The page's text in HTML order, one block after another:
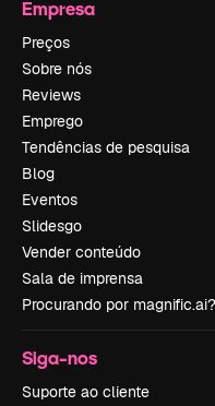
Empresa
Preços
Sobre nós
Reviews
Emprego
Tendências de pesquisa
Blog
Eventos
Slidesgo
Vender conteúdo
Sala de imprensa
Procurando por magnific.ai?
Siga-nos
Suporte ao cliente